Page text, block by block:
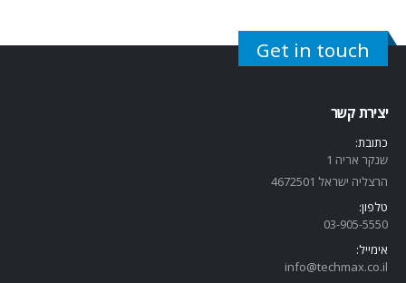
Get in touch
יצירת קשר
כתובת:
שנקר אריה 1
הרצליה ישראל 4672501
טלפון:
03-905-5550
אימייל:
info@techmax.co.il